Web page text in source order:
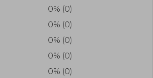
0% (0)
0% (0)
0% (0)
0% (0)
0% (0)